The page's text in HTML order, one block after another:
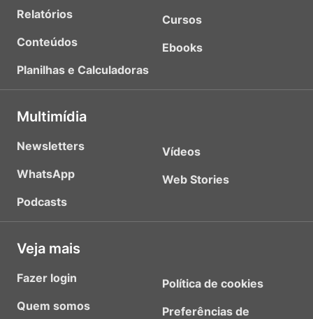
Relatórios
Conteúdos
Planilhas e Calculadoras
Cursos
Ebooks
Multimídia
Newsletters
WhatsApp
Podcasts
Vídeos
Web Stories
Veja mais
Fazer login
Quem somos
Política de cookies
Preferências de